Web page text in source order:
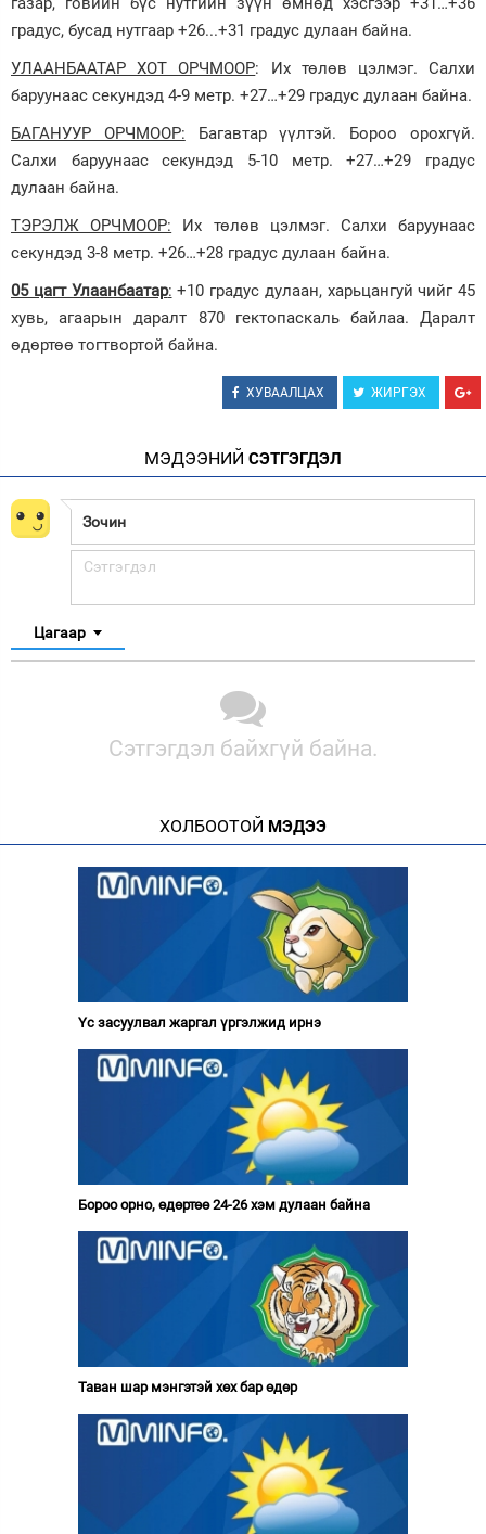
градус, бусад нутгаар +26...+31 градус дулаан байна.
УЛААНБААТАР ХОТ ОРЧМООР: Их төлөв цэлмэг. Салхи
баруунаас секундэд 4-9 метр. +27…+29 градус дулаан байна.
БАГАНУУР ОРЧМООР: Багавтар үүлтэй. Бороо орохгүй.
Салхи баруунаас секундэд 5-10 метр. +27…+29 градус
дулаан байна.
ТЭРЭЛЖ ОРЧМООР: Их төлөв цэлмэг. Салхи баруунаас
секундэд 3-8 метр. +26…+28 градус дулаан байна.
05 цагт Улаанбаатар: +10 градус дулаан, харьцангуй чийг 45
хувь, агаарын даралт 870 гектопаскаль байлаа. Даралт
өдөртөө тогтвортой байна.
ХУВААЛЦАХ ЖИРГЭХ
МЭДЭЭНИЙ СЭТГЭГДЭЛ
Цагаар
Сэтгэгдэл байхгүй байна.
ХОЛБООТОЙ МЭДЭЭ
Үс засуулвал жаргал үргэлжид ирнэ
Бороо орно, өдөртөө 24-26 хэм дулаан байна
Таван шар мэнгэтэй хөх бар өдөр